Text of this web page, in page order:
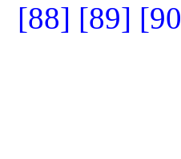
[88] [89]